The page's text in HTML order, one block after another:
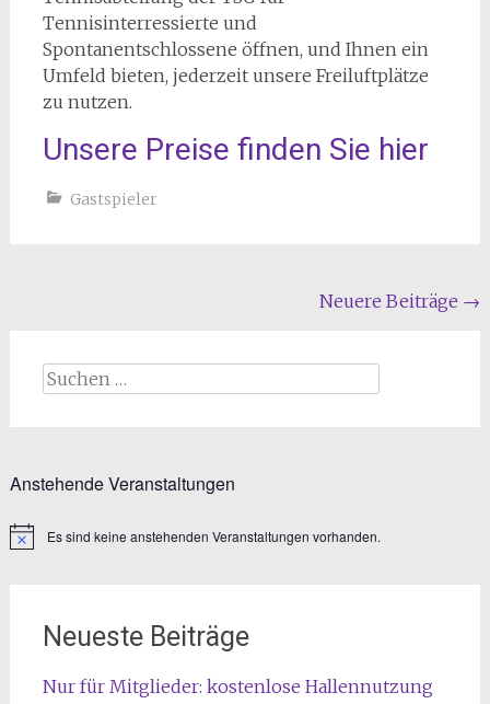
Tennisinterressierte und
Spontanentschlossene öffnen, und Ihnen ein
Umfeld bieten, jederzeit unsere Freiluftplätze
zu nutzen.
Unsere Preise finden Sie hier
Gastspieler
Neuere Beiträge →
Suchen
Anstehende Veranstaltungen
HinweisEs sind keine anstehenden Veranstaltungen vorhanden.
Neueste Beiträge
Nur für Mitglieder: kostenlose Hallennutzung